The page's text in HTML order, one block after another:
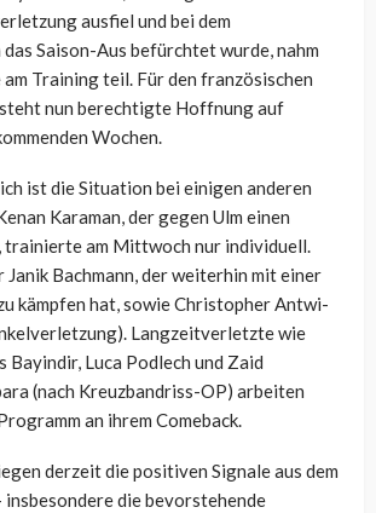
ausfiel und bei dem
Saison-Aus befürchtet wurde, nahm
Training teil. Für den französischen
nun berechtigte Hoffnung auf
Wochen.
ist die Situation bei einigen anderen
Karaman, der gegen Ulm einen
trainierte am Mittwoch nur individuell.
Bachmann, der weiterhin mit einer
kämpfen hat, sowie Christopher Antwi-
Langzeitverletzte wie
Bayindir, Luca Podlech und Zaid
(nach Kreuzbandriss-OP) arbeiten
an ihrem Comeback.
derzeit die positiven Signale aus dem
insbesondere die bevorstehende